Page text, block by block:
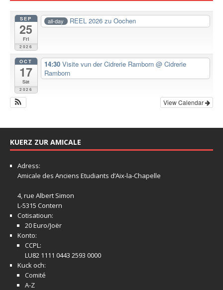
SEP
25
Fri
2026
all-day REEL 2026 zu Oochen
OCT
17
Sat
2026
14:30 Visite vun der Cidrerie Ramborn @ Cidrerie
Ramborn
View Calendar
KUERZ ZUR AMICALE
Adress:
Amicale des Anciens Etudiants d’Aix-la-Chapelle
4, rue Albert Simon
L-5315 Contern
Cotisatioun:
20 Euro/Joër
Konto:
CCPL:
LU82 1111 0443 2593 0000
Kuck och:
Comité
A-Z